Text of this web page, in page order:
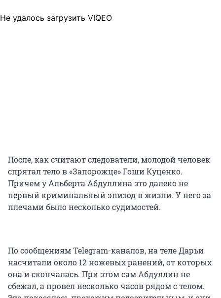
Не удалось загрузить VIQEO
После, как считают следователи, молодой человек
спрятал тело в «Запорожце» Гоши Куценко.
Причем у Альберта Абдуллина это далеко не
первый криминальный эпизод в жизни. У него за
плечами было несколько судимостей.
По сообщениям Telegram-каналов, на теле Дарьи
насчитали около 12 ножевых ранений, от которых
она и скончалась. При этом сам Абдуллин не
сбежал, а провел несколько часов рядом с телом.